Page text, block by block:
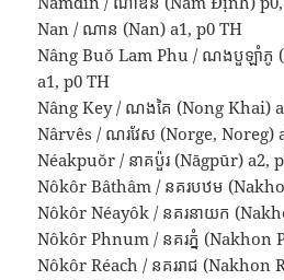
Nan / ណាន (Nan) a1, p0 TH
Nâng Buŏ Lam Phu / ណងបួឡាំភូ
a1, p0 TH
Nâng Key / ណងគៃ (Nong Khai)
Nârvês / ណរវែស (Norge, Noreg)
Néakpuŏr / នាគប៉ួរ (Nāgpūr) a2,
Nôkôr Bâthâm / នគរបឋម
Nôkôr Néayôk / នគរនាយក
Nôkôr Phnum / នគរភ្នំ (Nakhon
Nôkôr Réach / នគររាជ (Nakhon